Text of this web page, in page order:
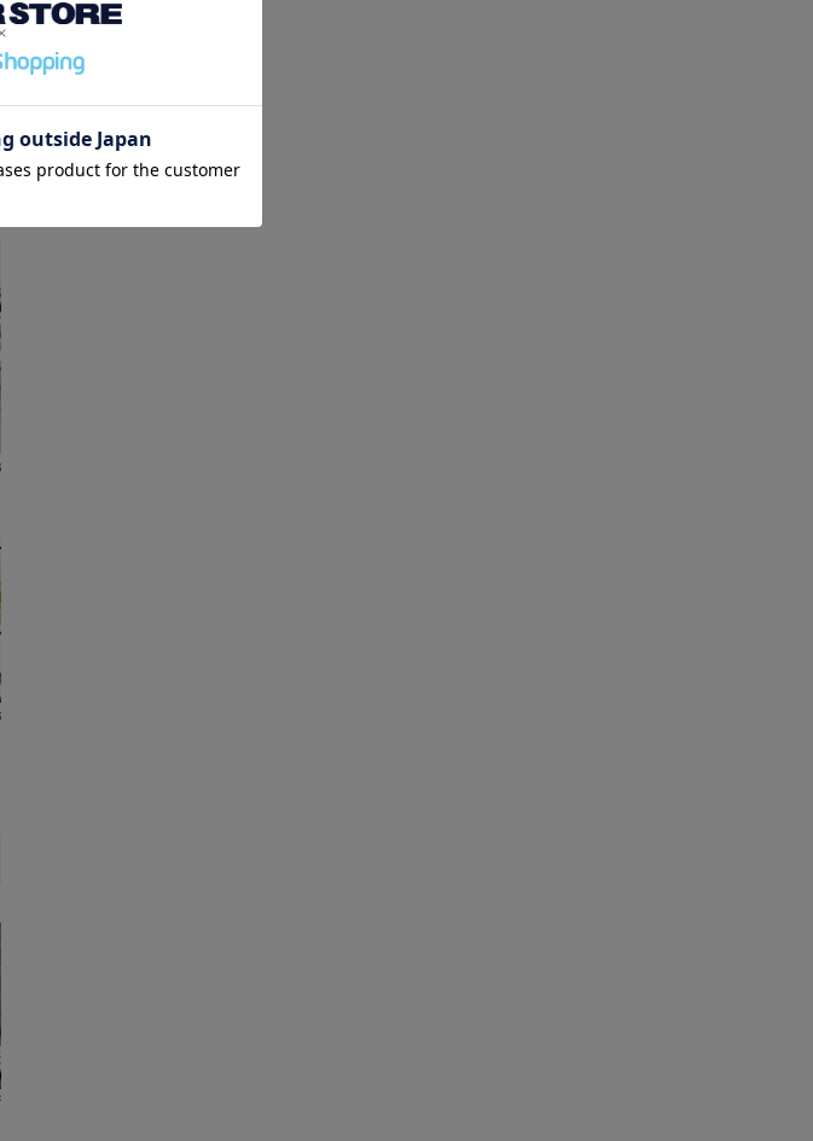
3色ングラス(調光・偏光)/全3色
キャップ/全2色
2色
ムヘリンボーンボタンベスト/全3色
キャバリア)ニットソーイージーパンツ/全3色
ツ/全3色
テープパンツ/全3色
キャバリア)プードルファーベスト/全3色
シャツ/全9色
コットンリネンホリゾンタルカラー7分袖カプリシャツ/全8色